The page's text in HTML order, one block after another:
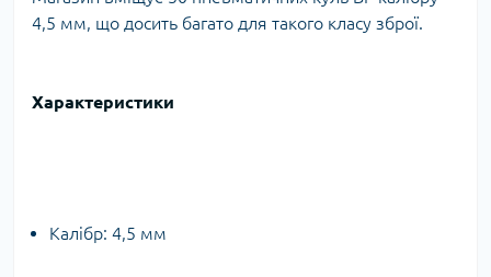
4,5 мм, що досить багато для такого класу зброї.
Характеристики
Калібр: 4,5 мм